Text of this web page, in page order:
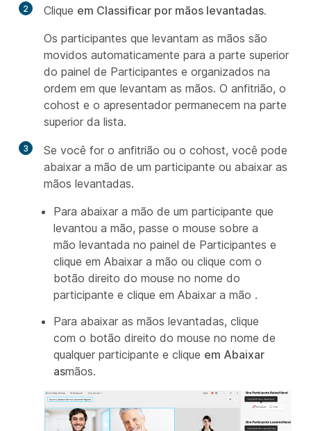
2 Clique em Classificar por mãos levantadas.
Os participantes que levantam as mãos são
movidos automaticamente para a parte superior
do painel de Participantes e organizados na
ordem em que levantam as mãos. O anfitrião, o
cohost e o apresentador permanecem na parte
superior da lista.
3
Se você for o anfitrião ou o cohost, você pode
abaixar a mão de um participante ou abaixar as
mãos levantadas.
Para abaixar a mão de um participante que
levantou a mão, passe o mouse sobre a
mão levantada no painel de Participantes e
clique em Abaixar a mão ou clique com o
botão direito do mouse no nome do
participante e clique em Abaixar a mão .
Para abaixar as mãos levantadas, clique
com o botão direito do mouse no nome de
qualquer participante e clique em Abaixar
asmãos.